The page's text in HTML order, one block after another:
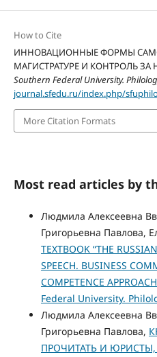
How to Cite
ИННОВАЦИОННЫЕ ФОРМЫ
МАГИСТРАТУРЕ И КОНТРОЛЬ ЗА
Southern Federal University.
journal.sfedu.ru/index.php/
More Citation Formats
Most read articles by
Людмила Алексеевна
Григорьевна Павлова,
TEXTBOOK “THE
SPEECH. BUSINESS
COMPETENCE APPROACH
Federal University.
Людмила Алексеевна
Григорьевна Павлова,
ПРОЧИТАТЬ И ЮРИСТЫ,